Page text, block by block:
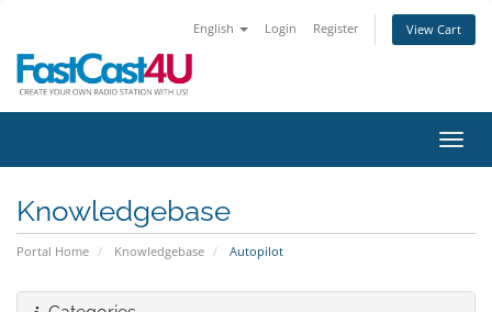
English Login Register View Cart
Knowledgebase
Portal Home Knowledgebase Autopilot